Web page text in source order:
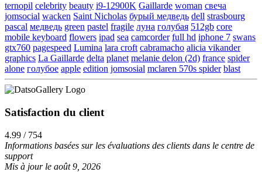
ternopil celebrity beauty i9-12900K Gaillarde woman свеча
jomsocial wacken Saint Nicholas бурый медведь dell strasbourg
pascal медведь green pastel fragile луна голубая 512gb core
mobile keyboard flowers ipad sea camcorder full hd iphone 7 swans
gtx760 pagespeed Lumina lara croft cabramacho alicia vikander
graphics La Gaillarde delta planet melanie delon (2d) france spider
alone голубое apple edition jomsosial mclaren 570s spider blast
Satisfaction du client
4.99 / 754
Informations basées sur les évaluations des clients dans le centre de
support
Mis à jour le août 9, 2026